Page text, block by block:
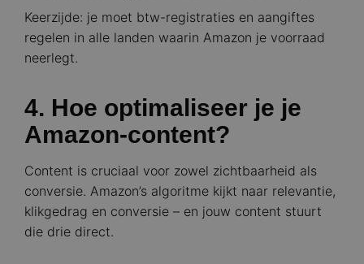
Keerzijde: je moet btw-registraties en aangiftes
regelen in alle landen waarin Amazon je voorraad
neerlegt.
4. Hoe optimaliseer je je
Amazon-content?
Content is cruciaal voor zowel zichtbaarheid als
conversie. Amazon’s algoritme kijkt naar relevantie,
klikgedrag en conversie – en jouw content stuurt
die drie direct.